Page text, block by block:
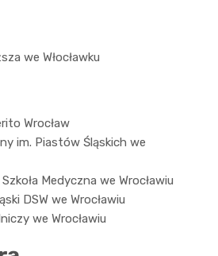
we Włocławku
Wrocław
im. Piastów Śląskich we
Medyczna we Wrocławiu
DSW we Wrocławiu
we Wrocławiu